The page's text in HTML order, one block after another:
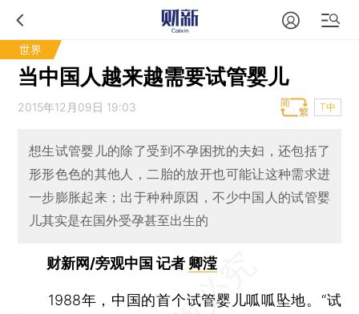
世界
当中国人越来越需要试管婴儿
2015年12月09日 19:03 T中
想生试管婴儿的除了受到不孕困扰的夫妇，还包括了
形形色色的其他人，二胎的放开也可能让这种需求进
一步膨胀起来；出于种种原因，不少中国人的试管婴
儿其实是在国外受孕甚至出生的
财新网/旁观中国 记者 卿滢
1988年，中国的首个试管婴儿呱呱坠地。“试